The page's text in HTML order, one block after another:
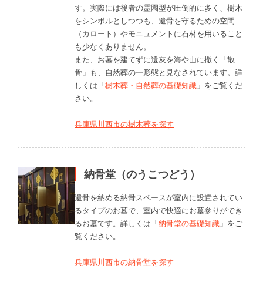
す。実際には後者の霊園型が圧倒的に多く、樹木
をシンボルとしつつも、遺骨を守るための空間
（カロート）やモニュメントに石材を用いること
も少なくありません。
また、お墓を建てずに遺灰を海や山に撒く「散
骨」も、自然葬の一形態と見なされています。詳
しくは「樹木葬・自然葬の基礎知識 」をご覧くだ
さい。
兵庫県川西市の樹木葬を探す
納骨堂（のうこつどう）
遺骨を納める納骨スペースが室内に設置されてい
るタイプのお墓で、室内で快適にお墓参りができ
るお墓です。詳しくは「納骨堂の基礎知識 」をご
覧ください。
兵庫県川西市の納骨堂を探す